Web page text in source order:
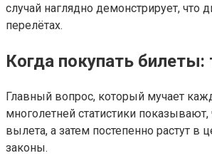
случай наглядно демонстрирует,
перелётах.
Когда покупать билеты:
Главный вопрос, который мучает
многолетней статистики
вылета, а затем постепенно растут
законы.